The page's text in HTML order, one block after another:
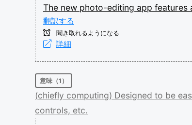
The new photo-editing app features
翻訳する
聞き取れるようになる
詳細
意味（1）
(chiefly computing) Designed to be
controls, etc.